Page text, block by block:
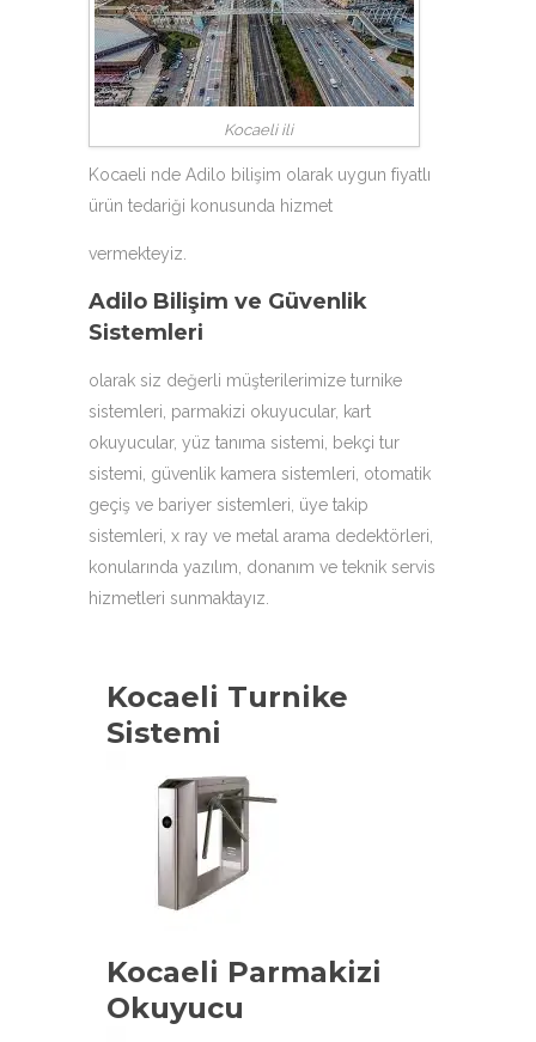
Kocaeli ili
Kocaeli nde Adilo bilişim olarak uygun fiyatlı
ürün tedariği konusunda hizmet
vermekteyiz.
Adilo Bilişim ve Güvenlik
Sistemleri
olarak siz değerli müşterilerimize turnike
sistemleri parmakizi okuyucular, kart
okuyucular, yüz tanıma sistemi , bekçi tur
sistemi, güvenlik kamera sistemleri, otomatik
geçiş ve bariyer sistemleri, üye takip
sistemleri, x ray ve metal arama dedektörleri,
konularında yazılım, donanım ve teknik servis
hizmetleri sunmaktayız.
Kocaeli Turnike
Sistemi
Kocaeli Parmakizi
Okuyucu